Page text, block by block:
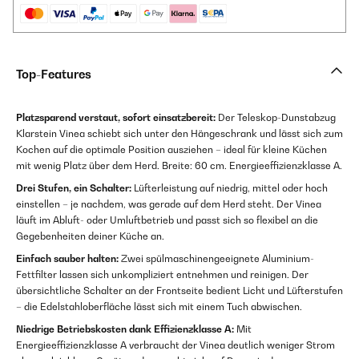
Top-Features
Platzsparend verstaut, sofort einsatzbereit: Der Teleskop-Dunstabzug
Klarstein Vinea schiebt sich unter den Hängeschrank und lässt sich zum
Kochen auf die optimale Position ausziehen – ideal für kleine Küchen
mit wenig Platz über dem Herd. Breite: 60 cm. Energieeffizienzklasse A.
Drei Stufen, ein Schalter: Lüfterleistung auf niedrig, mittel oder hoch
einstellen – je nachdem, was gerade auf dem Herd steht. Der Vinea
läuft im Abluft- oder Umluftbetrieb und passt sich so flexibel an die
Gegebenheiten deiner Küche an.
Einfach sauber halten: Zwei spülmaschinengeeignete Aluminium-
Fettfilter lassen sich unkompliziert entnehmen und reinigen. Der
übersichtliche Schalter an der Frontseite bedient Licht und Lüfterstufen
– die Edelstahloberfläche lässt sich mit einem Tuch abwischen.
Niedrige Betriebskosten dank Effizienzklasse A: Mit
Energieeffizienzklasse A verbraucht der Vinea deutlich weniger Strom